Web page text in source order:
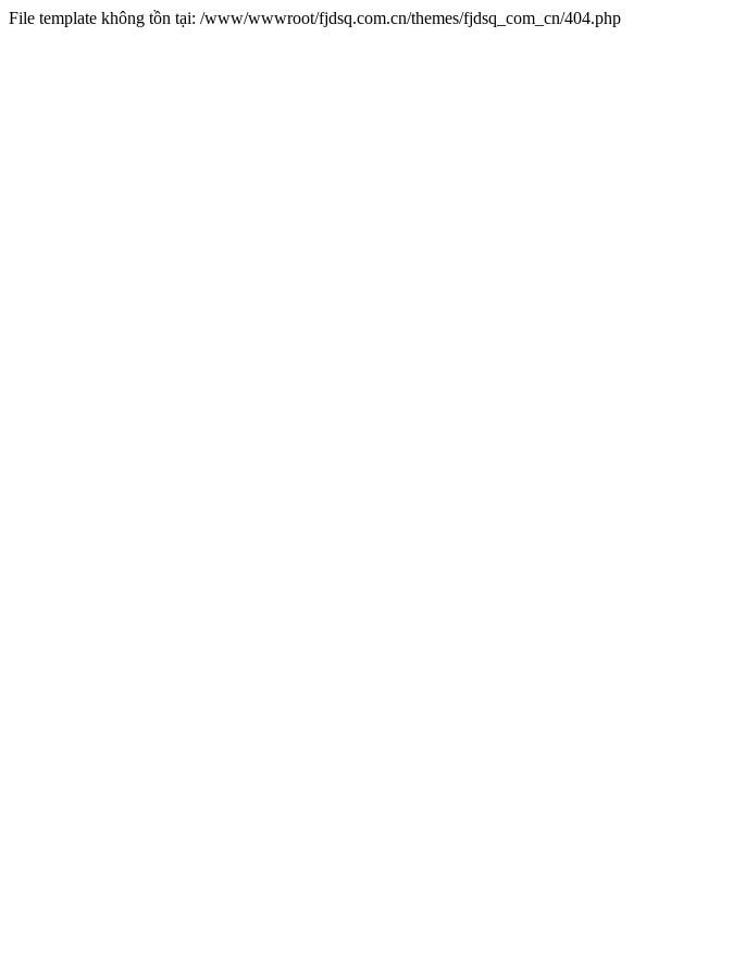
File template không tồn tại: /www/wwwroot/fjdsq.com.cn/themes/fjdsq_com_cn/404.php